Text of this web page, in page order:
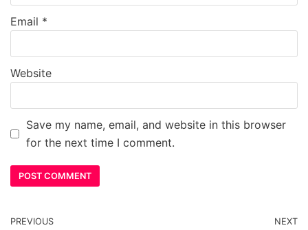
Email *
Website
Save my name, email, and website in this browser
for the next time I comment.
PREVIOUS NEXT